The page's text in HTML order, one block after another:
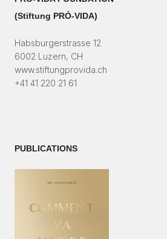
(Stiftung PRÓ-VIDA)​
Habsburgerstrasse 12
6002 Luzern, CH
www.stiftungprovida.ch
+41 41 220 21 61
PUBLICATIONS